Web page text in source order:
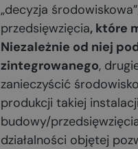
„decyzja
przedsięwzięcia, które
Niezależnie od niej
zintegrowanego,
zanieczyścić
produkcji takiej
budowy/
działalności objętej